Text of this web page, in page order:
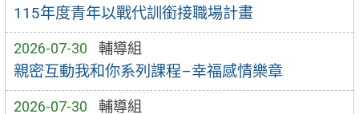
115年度青年以戰代訓銜接職場計畫
2026-07-30 輔導組
親密互動我和你系列課程–幸福感情樂章
2026-07-30 輔導組